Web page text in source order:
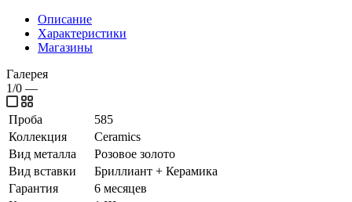
Описание
Характеристики
Магазины
Галерея
1/0 —
Проба
585
Коллекция
Ceramics
Вид металла
Розовое золото
Вид вставки
Бриллиант + Керамика
Гарантия
6 месяцев